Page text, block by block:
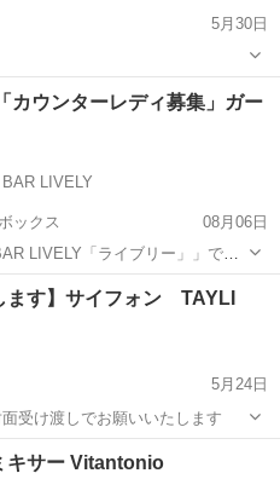
5月30日
キッチン家電 新品
カウンターレディ募集」ガー
BAR LIVELY
ックス
08月06日
LIVELY「ライブリー」」での
お話ししながら、ロックや水割り
経験は必要ないので安心してく
ます】サイフォン TAYLI
5月24日
受け渡しでお願いいたします
サイフォン
キサー Vitantonio